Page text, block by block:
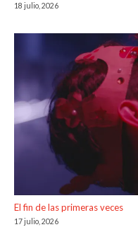
18 julio, 2026
El fin de las primeras veces
17 julio, 2026